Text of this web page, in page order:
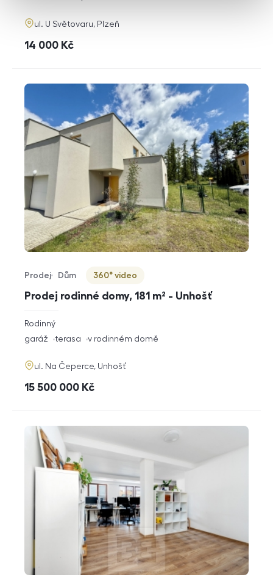
adresa
ul. U Světovaru, Plzeň
cena
14 000 Kč
Prodej rodinné domy, 181 m² - Unhošť
Typ nabídky
Prodej
Typ nemovitosti
Dům
Virtuální prohlídka
360° video
rozměry
dispozice
Rodinný
funkce
garáž terasa v rodinném domě
adresa
ul. Na Čeperce, Unhošť
cena
15 500 000 Kč